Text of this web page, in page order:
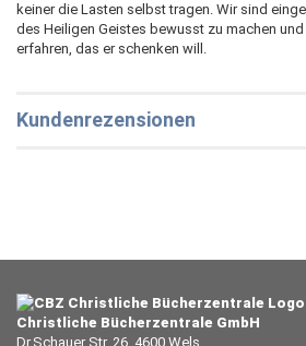
keiner die Lasten selbst tragen. Wir sind
des Heiligen Geistes bewusst zu machen
erfahren, das er schenken will.
Kundenrezensionen
Christliche Bücherzentrale GmbH
Dr.Schauer Str. 26, 4600 Wels